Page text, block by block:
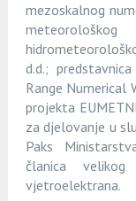
mezoskalnog
d.d.;
Range Numerical
projekta
za djelovanje u
Paks
članica
vjetroelektrana.